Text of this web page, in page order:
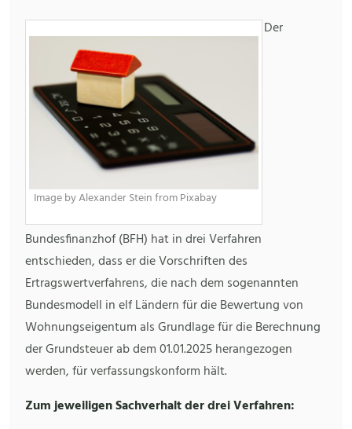
Image by Alexander Stein from Pixabay
Der
Bundesfinanzhof (BFH) hat in drei Verfahren
entschieden, dass er die Vorschriften des
Ertragswertverfahrens, die nach dem sogenannten
Bundesmodell in elf Ländern für die Bewertung von
Wohnungseigentum als Grundlage für die Berechnung
der Grundsteuer ab dem 01.01.2025 herangezogen
werden, für verfassungskonform hält.
Zum jeweiligen Sachverhalt der drei Verfahren: